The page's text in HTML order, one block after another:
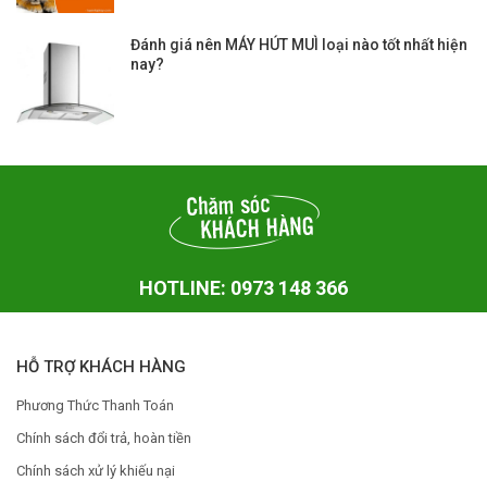
Đánh giá nên MÁY HÚT MUÌ loại nào tốt nhất hiện
nay?
HOTLINE: 0973 148 366
HỖ TRỢ KHÁCH HÀNG
Phương Thức Thanh Toán
Chính sách đổi trả, hoàn tiền
Chính sách xử lý khiếu nại